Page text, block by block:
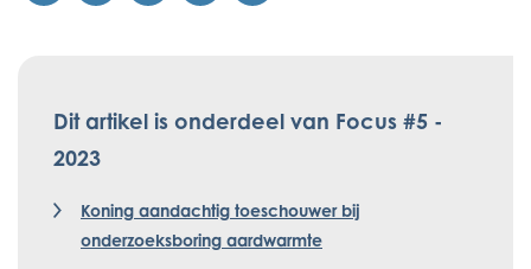
Dit artikel is onderdeel van Focus #5 -
2023
Koning aandachtig toeschouwer bij
onderzoeksboring aardwarmte